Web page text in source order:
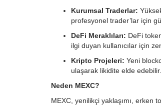
Kurumsal Traderlar:
profesyonel trader’lar için
DeFi Meraklıları: DeFi
ilgi duyan kullanıcılar için
Kripto Projeleri: Yeni
ulaşarak likidite elde edebilir.
Neden MEXC?
MEXC, yenilikçi yaklaşımı, erken